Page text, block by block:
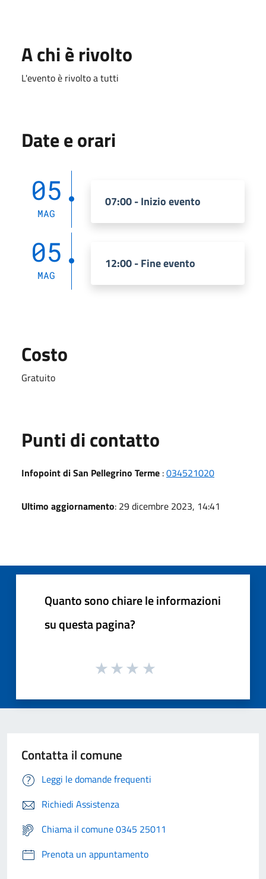
A chi è rivolto
L'evento è rivolto a tutti
Date e orari
05
MAG
07:00 - Inizio evento
05
MAG
12:00 - Fine evento
Costo
Gratuito
Punti di contatto
Infopoint di San Pellegrino Terme :034521020
Ultimo aggiornamento: 29 dicembre 2023, 14:41
Quanto sono chiare le informazioni
su questa pagina?
Contatta il comune
Leggi le domande frequenti
Richiedi Assistenza
Chiama il comune 0345 25011
Prenota un appuntamento